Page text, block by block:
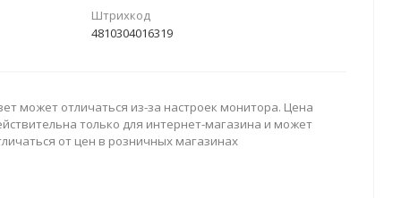
Штрихкод
4810304016319
может отличаться из-за настроек монитора. Цена
только для интернет-магазина и может
от цен в розничных магазинах